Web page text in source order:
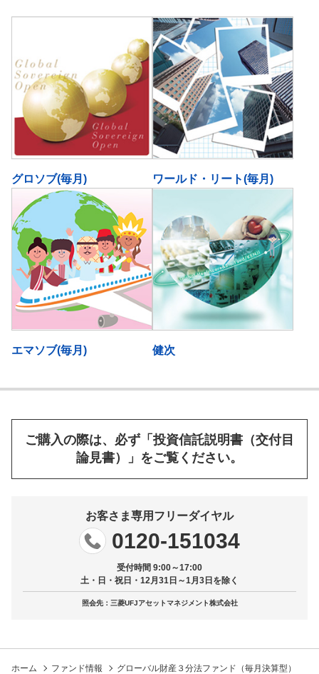
グロソブ(毎月) ワールド・リート(毎月)
エマソブ(毎月) 健次
ご購入の際は、必ず「投資信託説明書（交付目
論見書）」をご覧ください。
お客さま専用フリーダイヤル
0120-151034
受付時間 9:00～17:00
土・日・祝日・12月31日～1月3日を除く
照会先：三菱UFJアセットマネジメント株式会社
ホーム ファンド情報 グローバル財産３分法ファンド（毎月決算型）